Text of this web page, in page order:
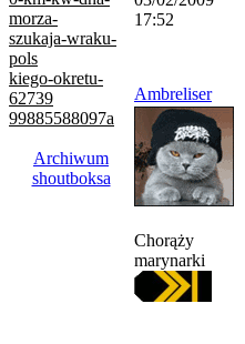
morza-
szukaja-wraku-
pols
kiego-okretu-
62739
99885588097a
Archiwum
shoutboksa
17:52
Ambreliser
Chorąży
marynarki